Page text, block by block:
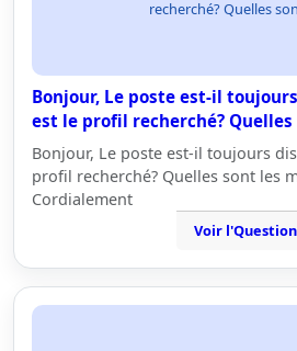
recherché? Quelles
Bonjour, Le poste est-il
est le profil recherché? Quelles
Bonjour, Le poste est-il toujours
profil recherché? Quelles sont les
Cordialement
Voir l'Question